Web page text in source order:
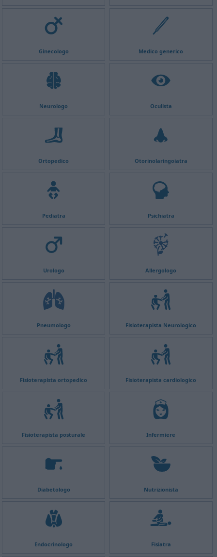
Ginecologo Medico generico
Neurologo Oculista
Ortopedico Otorinolaringoiatra
Pediatra Psichiatra
Urologo Allergologo
Pneumologo Fisioterapista Neurologico
Fisioterapista ortopedico Fisioterapista cardiologico
Fisioterapista posturale Infermiere
Diabetologo Nutrizionista
Endocrinologo Fisiatra